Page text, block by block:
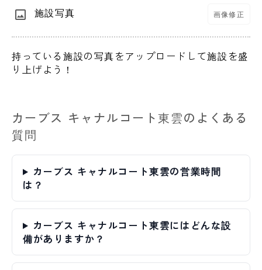
施設写真 画像修正
持っている施設の写真をアップロードして施設を盛
り上げよう！
カーブス キャナルコート東雲のよくある
質問
カーブス キャナルコート東雲の営業時間
は？
カーブス キャナルコート東雲にはどんな設
備がありますか？